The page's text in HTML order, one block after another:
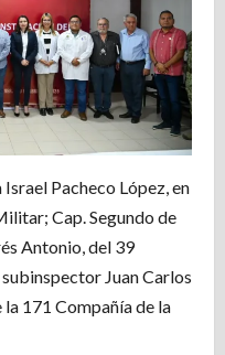
Pacheco López, en
Cap. Segundo de
Antonio, del 39
Juan Carlos
la 171 Compañía de la